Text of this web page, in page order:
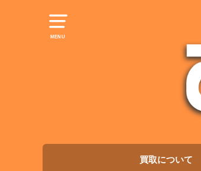
MENU
買取について